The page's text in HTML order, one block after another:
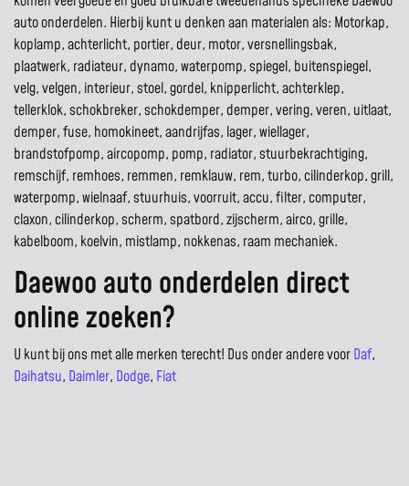
auto onderdelen. Hierbij kunt u denken aan materialen als: Motorkap,
koplamp, achterlicht, portier, deur, motor, versnellingsbak,
plaatwerk, radiateur, dynamo, waterpomp, spiegel, buitenspiegel,
velg, velgen, interieur, stoel, gordel, knipperlicht, achterklep,
tellerklok, schokbreker, schokdemper, demper, vering, veren, uitlaat,
demper, fuse, homokineet, aandrijfas, lager, wiellager,
brandstofpomp, aircopomp, pomp, radiator, stuurbekrachtiging,
remschijf, remhoes, remmen, remklauw, rem, turbo, cilinderkop, grill,
waterpomp, wielnaaf, stuurhuis, voorruit, accu, filter, computer,
claxon, cilinderkop, scherm, spatbord, zijscherm, airco, grille,
kabelboom, koelvin, mistlamp, nokkenas, raam mechaniek.
Daewoo auto onderdelen direct
online zoeken?
U kunt bij ons met alle merken terecht! Dus onder andere voorDaf,
Daihatsu, Daimler, Dodge, Fiat